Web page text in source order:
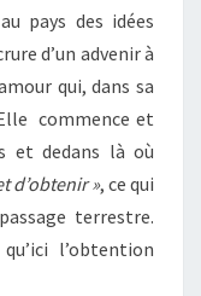
pays des idées
d’un advenir à
qui, dans sa
commence et
et dedans là où
d’obtenir », ce qui
terrestre.
l’obtention